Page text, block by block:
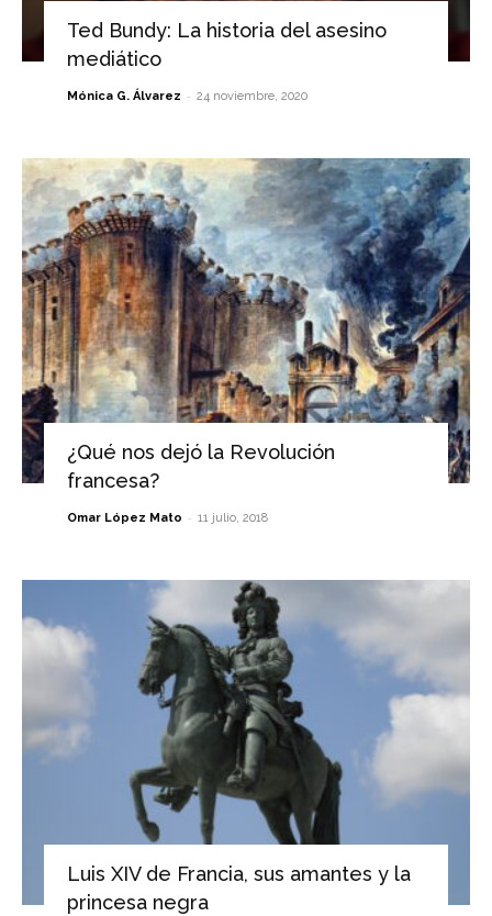
Ted Bundy: La historia del asesino
mediático
Mónica G. Álvarez - 24 noviembre, 2020
¿Qué nos dejó la Revolución
francesa?
Omar López Mato - 11 julio, 2018
Luis XIV de Francia, sus amantes y la
princesa negra